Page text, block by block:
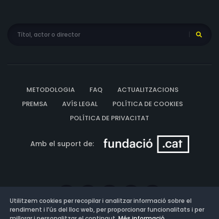
METODOLOGIA FAQ
ACTUALITZACIONS
PREMSA
AVÍS LEGAL
POLÍTICA DE COOKIES
POLÍTICA DE PRIVACITAT
Amb el suport de:
Utilitzem cookies per recopilar i analitzar informació sobre el
rendiment i l’ús del lloc web, per proporcionar funcionalitats i per